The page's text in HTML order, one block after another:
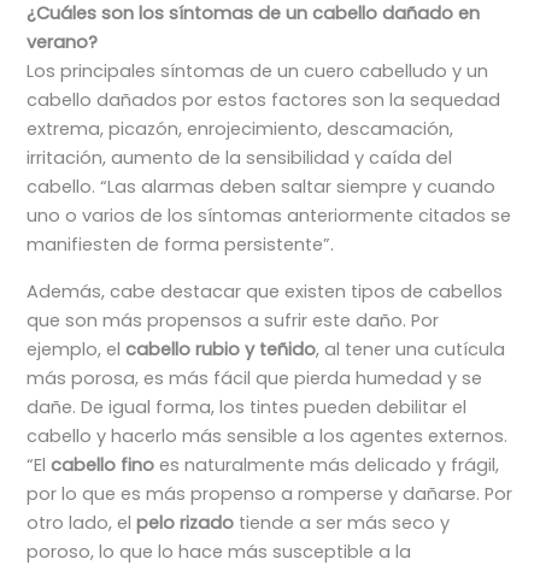
¿Cuáles son los síntomas de un cabello dañado en
verano?
Los principales síntomas de un cuero cabelludo y un
cabello dañados por estos factores son la sequedad
extrema, picazón, enrojecimiento, descamación,
irritación, aumento de la sensibilidad y caída del
cabello. “Las alarmas deben saltar siempre y cuando
uno o varios de los síntomas anteriormente citados se
manifiesten de forma persistente”.
Además, cabe destacar que existen tipos de cabellos
que son más propensos a sufrir este daño. Por
ejemplo, elcabello rubio y teñido, al tener una cutícula
más porosa, es más fácil que pierda humedad y se
dañe. De igual forma, los tintes pueden debilitar el
cabello y hacerlo más sensible a los agentes externos.
“Elcabello finoes naturalmente más delicado y frágil,
por lo que es más propenso a romperse y dañarse. Por
otro lado, elpelo rizado tiende a ser más seco y
poroso, lo que lo hace más susceptible a la